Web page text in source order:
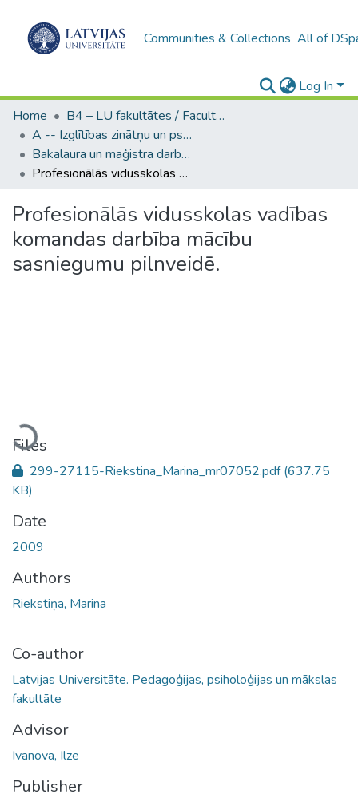
Communities & Collections All of
Log In
Home
B4 – LU fakultātes / Faculties of the UL
A -- Izglītības zinātņu un psiholoģijas fakultāte / Faculty of Education Sciences and Psychology
Bakalaura un maģistra darbi (PPMF) / Bachelor's and Master's theses
Profesionālās vidusskolas vadības komandas darbība mācību sasniegumu pilnveidē.
Profesionālās vidusskolas vadības
komandas darbība mācību
sasniegumu pilnveidē.
Loading...
Files
299-27115-Riekstina_Marina_mr07052.pdf(637.75
KB)
Date
2009
Authors
Riekstiņa, Marina
Co-author
Latvijas Universitāte. Pedagoģijas, psiholoģijas un mākslas
fakultāte
Advisor
Ivanova, Ilze
Publisher